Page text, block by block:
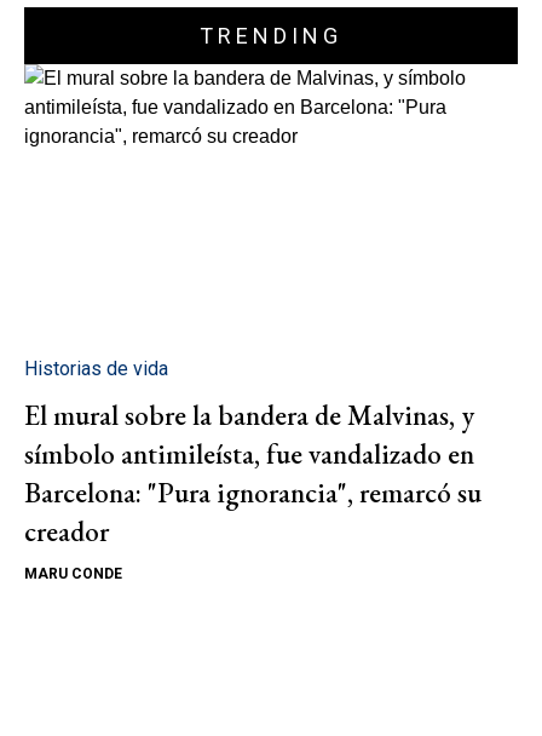
TRENDING
Historias de vida
El mural sobre la bandera de Malvinas, y
símbolo antimileísta, fue vandalizado en
Barcelona: "Pura ignorancia", remarcó su
creador
MARU CONDE